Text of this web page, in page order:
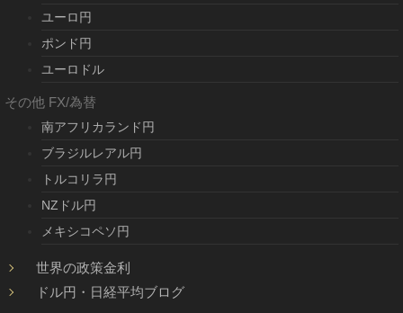
ユーロ円
ポンド円
ユーロドル
その他 FX/為替
南アフリカランド円
ブラジルレアル円
トルコリラ円
NZドル円
メキシコペソ円
世界の政策金利
ドル円・日経平均ブログ